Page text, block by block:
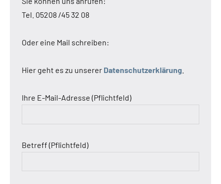
Tel. 05208 /45 32 08
Oder eine Mail schreiben:
Hier geht es zu unserer Datenschutzerklärung
Ihre E-Mail-Adresse (Pflichtfeld)
Betreff (Pflichtfeld)